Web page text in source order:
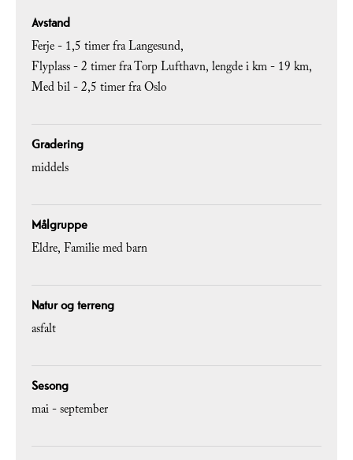
Avstand
Ferje -1,5 timer fra Langesund
Flyplass -2 timer fra Torp Lufthavn lengde i km -19 km
Med bil -2,5 timer fra Oslo
Gradering
middels
Målgruppe
Eldre Familie med barn
Natur og terreng
asfalt
Sesong
mai - september